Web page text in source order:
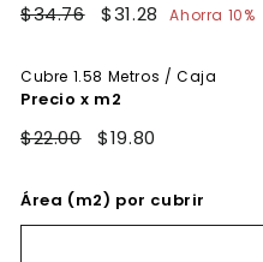
Precio
$34.76$34.76
Precio
$31.28 $31.28
Ahorra 10%
Cubre 1.58 Metros / Caja
Precio x m2
$22.00 $19.80
Área (m2) por cubrir